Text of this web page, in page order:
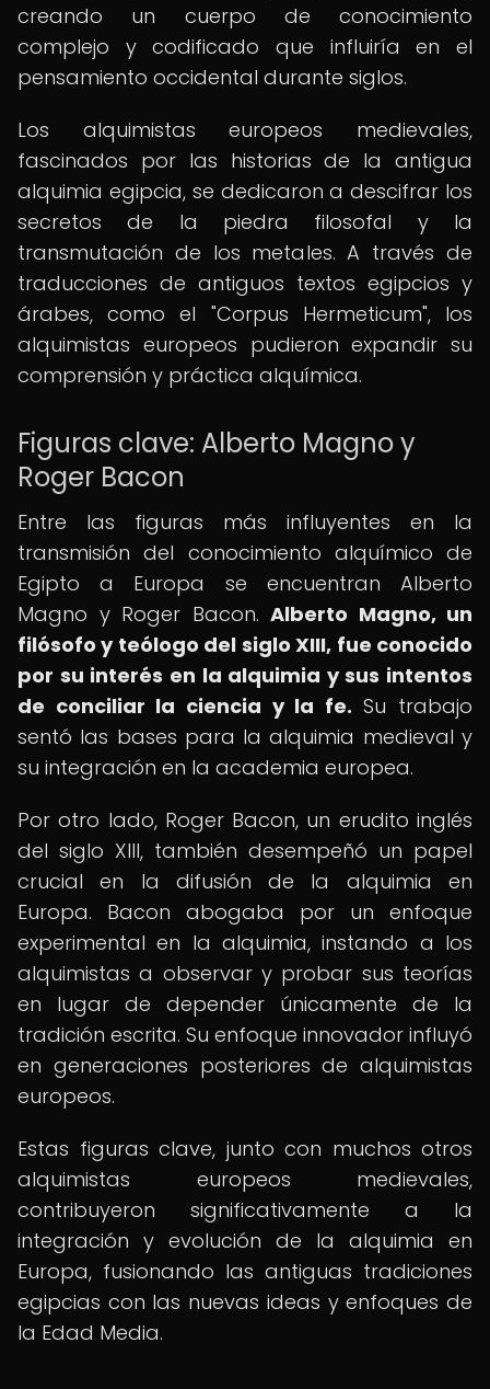
creando un cuerpo de conocimiento
complejo y codificado que influiría en el
pensamiento occidental durante siglos.
Los alquimistas europeos medievales,
fascinados por las historias de la antigua
alquimia egipcia, se dedicaron a descifrar los
secretos de la piedra filosofal y la
transmutación de los metales. A través de
traducciones de antiguos textos egipcios y
árabes, como el "Corpus Hermeticum", los
alquimistas europeos pudieron expandir su
comprensión y práctica alquímica.
Figuras clave: Alberto Magno y
Roger Bacon
Entre las figuras más influyentes en la
transmisión del conocimiento alquímico de
Egipto a Europa se encuentran Alberto
Magno y Roger Bacon. Alberto Magno, un
filósofo y teólogo del siglo XIII, fue conocido
por su interés en la alquimia y sus intentos
de conciliar la ciencia y la fe. Su trabajo
sentó las bases para la alquimia medieval y
su integración en la academia europea.
Por otro lado, Roger Bacon, un erudito inglés
del siglo XIII, también desempeñó un papel
crucial en la difusión de la alquimia en
Europa. Bacon abogaba por un enfoque
experimental en la alquimia, instando a los
alquimistas a observar y probar sus teorías
en lugar de depender únicamente de la
tradición escrita. Su enfoque innovador influyó
en generaciones posteriores de alquimistas
europeos.
Estas figuras clave, junto con muchos otros
alquimistas europeos medievales,
contribuyeron significativamente a la
integración y evolución de la alquimia en
Europa, fusionando las antiguas tradiciones
egipcias con las nuevas ideas y enfoques de
la Edad Media.